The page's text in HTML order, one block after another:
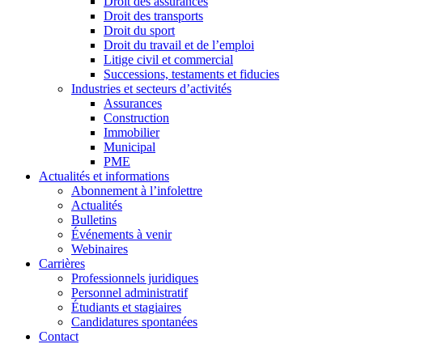
Droit des transports
Droit du sport
Droit du travail et de l’emploi
Litige civil et commercial
Successions, testaments et fiducies
Industries et secteurs d’activités
Assurances
Construction
Immobilier
Municipal
PME
Actualités et informations
Abonnement à l’infolettre
Actualités
Bulletins
Événements à venir
Webinaires
Carrières
Professionnels juridiques
Personnel administratif
Étudiants et stagiaires
Candidatures spontanées
Contact